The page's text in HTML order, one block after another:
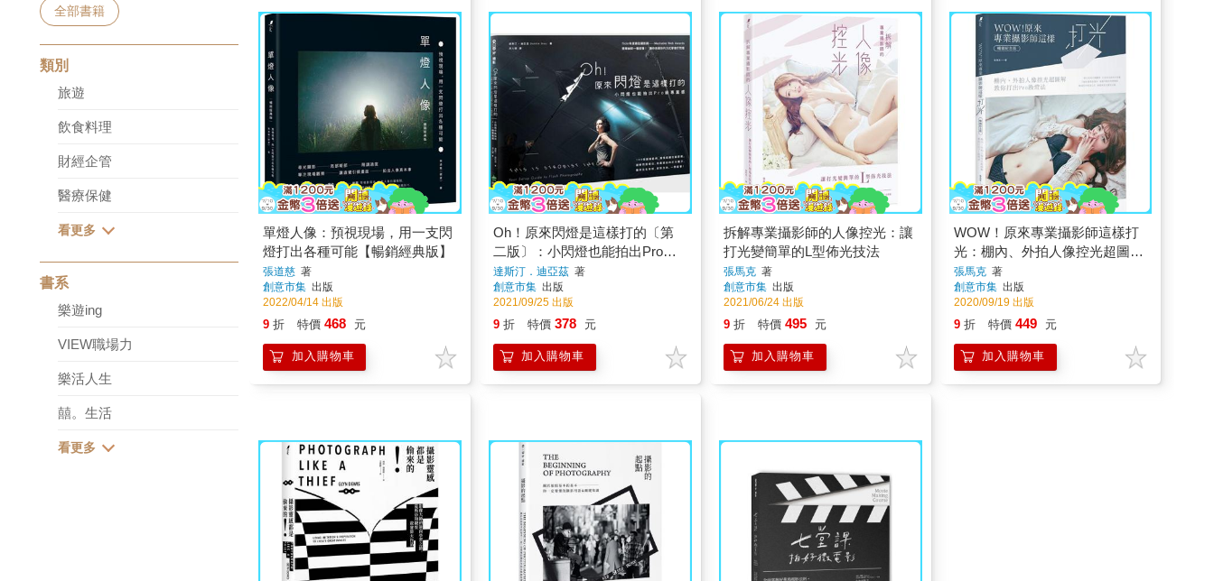
全部書籍
類別
旅遊
飲食料理
財經企管
醫療保健
書系
樂遊ing
VIEW職場力
樂活人生
囍。生活
單燈人像：預視現場，用一支閃
燈打出各種可能【暢銷經典版】
張道慈 著
創意市集 出版
2022/04/14 出版
9 折 特價 468 元
加入購物車
Oh！原來閃燈是這樣打的〔第
二版〕：小閃燈也能拍出Pro級
專業感
達斯汀．迪亞茲著
創意市集 出版
2021/09/25 出版
9 折 特價 378 元
加入購物車
拆解專業攝影師的人像控光：讓
打光變簡單的L型佈光技法
張馬克著
創意市集 出版
2021/06/24 出版
9 折 特價 495 元
加入購物車
WOW！原來專業攝影師這樣打
光：棚內、外拍人像控光超圖解
教你打出Pro級燈法(暢銷紀念版)
張馬克著
創意市集 出版
2020/09/19 出版
9 折 特價 449 元
加入購物車